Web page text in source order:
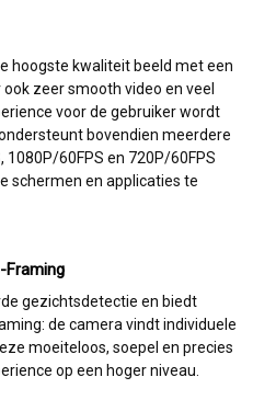
hoogste kwaliteit beeld met een
zeer smooth video en veel
voor de gebruiker wordt
bovendien meerdere
60FPS en 720P/60FPS
schermen en applicaties te
Framing
gezichtsdetectie en biedt
de camera vindt individuele
moeiteloos, soepel en precies
op een hoger niveau.